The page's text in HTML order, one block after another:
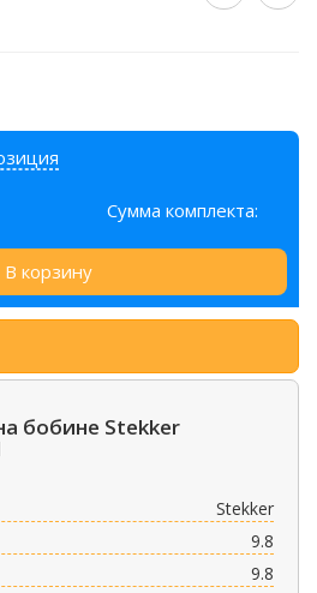
Сумма комплекта:
В корзину
бобине Stekker
Stekker
9.8
9.8